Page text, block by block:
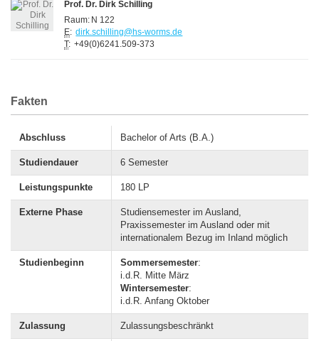
Prof. Dr. Dirk Schilling
Raum: N 122
E: dirk.schilling@hs-worms.de
T: +49(0)6241.509-373
Fakten
Abschluss Bachelor of Arts (B.A.)
Studiendauer 6 Semester
Leistungspunkte 180 LP
Externe Phase
Studiensemester im Ausland,
Praxissemester im Ausland oder mit
internationalem Bezug im Inland möglich
Studienbeginn Sommersemester:
i.d.R. Mitte März
Wintersemester:
i.d.R. Anfang Oktober
Zulassung Zulassungsbeschränkt